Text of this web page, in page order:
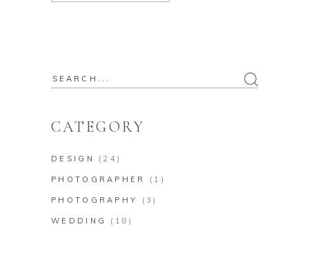
CATEGORY
DESIGN (24)
PHOTOGRAPHER (1)
PHOTOGRAPHY (3)
WEDDING (18)